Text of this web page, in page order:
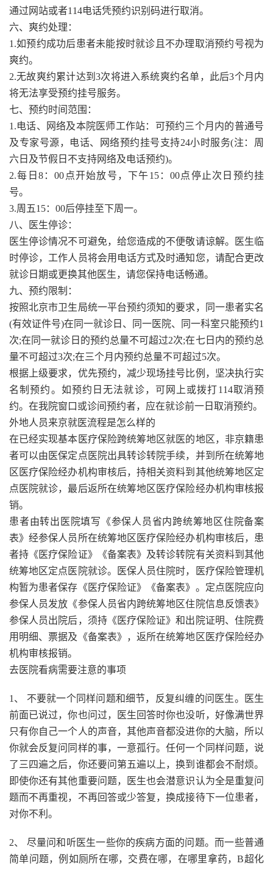
通过网站或者114电话凭预约识别码进行取消。
六、爽约处理：
1.如预约成功后患者未能按时就诊且不办理取消预约号视为
爽约。
2.无故爽约累计达到3次将进入系统爽约名单，此后3个月内
将无法享受预约挂号服务。
七、预约时间范围：
1.电话、网络及本院医师工作站：可预约三个月内的普通号
及专家号源，电话、网络预约挂号支持24小时服务(注：周
六日及节假日不支持网络及电话预约)。
2.每日8：00点开始放号，下午15：00点停止次日预约挂
号。
3.周五15：00后停挂至下周一。
八、医生停诊：
医生停诊情况不可避免，给您造成的不便敬请谅解。医生临
时停诊，工作人员将会用电话方式及时通知您，请配合更改
就诊日期或更换其他医生，请您保持电话畅通。
九、预约限制：
按照北京市卫生局统一平台预约须知的要求，同一患者实名
(有效证件号)在同一就诊日、同一医院、同一科室只能预约1
次;在同一就诊日的预约总量不可超过2次;在七日内的预约总
量不可超过3次;在三个月内预约总量不可超过5次。
根据上级要求，优先预约，减少现场挂号比例，坚决执行实
名制预约。如预约日无法就诊，可网上或拨打114取消预
约。在我院窗口或诊间预约者，应在就诊前一日取消预约。
外地人员来京就医流程是怎么样的
在已经实现基本医疗保险跨统筹地区就医的地区，非京籍患
者可以由医保定点医院出具转诊转院手续，并到所在统筹地
区医疗保险经办机构审核后，持相关资料到其他统筹地区定
点医院就诊，最后返所在统筹地区医疗保险经办机构审核报
销。
患者由转出医院填写《参保人员省内跨统筹地区住院备案
表》经参保人员所在统筹地区医疗保险经办机构审核后，患
者持《医疗保险证》《备案表》及转诊转院有关资料到其他
统筹地区定点医院就诊。医保人员住院时，医疗保险管理机
构暂为患者保存《医疗保险证》《备案表》。定点医院应向
参保人员发放《参保人员省内跨统筹地区住院信息反馈表》
参保人员出院后，须持《医疗保险证》和出院证明、住院费
用明细、票据及《备案表》，返所在统筹地区医疗保险经办
机构审核报销。
去医院看病需要注意的事项
1、 不要就一个同样问题和细节，反复纠缠的问医生。医生
前面已说过，你也问过，医生回答时你也没听，好像满世界
只有你自己一个人的声音，其他声音都没进你的大脑，所以
你就会反复问同样的事，一意孤行。任何一个同样问题，说
了三四遍之后，你还要问第五遍以上，换到谁都会不耐烦。
即使你还有其他重要问题，医生也会潜意识认为全是重复问
题而不再重视，不再回答或少答复，换成接待下一位患者，
对你不利。
2、 尽量问和听医生一些你的疾病方面的问题。而一些普通
简单问题，例如厕所在哪，交费在哪，在哪里拿药，B超化